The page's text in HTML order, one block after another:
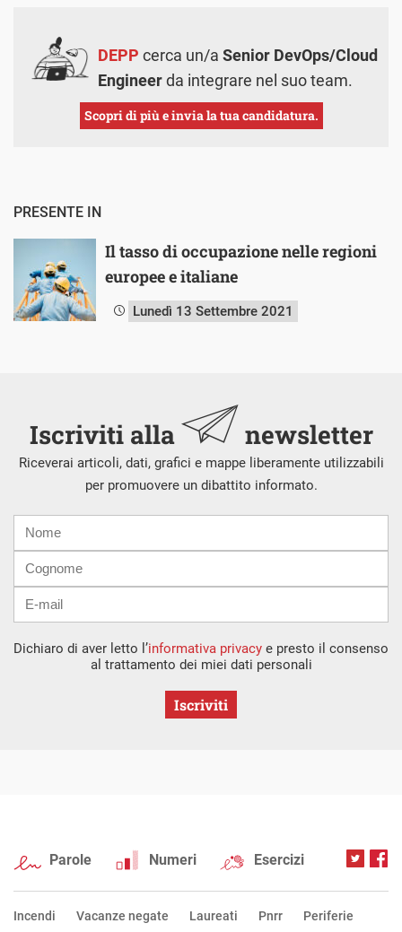
DEPP cerca un/a Senior DevOps/Cloud
Engineerda integrare nel suo team.
Scopri di più e invia la tua candidatura.
PRESENTE IN
Il tasso di occupazione nelle regioni
europee e italiane
Lunedì 13 Settembre 2021
Iscriviti alla newsletter
Riceverai articoli, dati, grafici e mappe liberamente utilizzabili
per promuovere un dibattito informato.
mail
Dichiaro di aver letto l’informativa privacy e presto il consenso
al trattamento dei miei dati personali
Iscriviti
Parole Numeri Esercizi
Incendi Vacanze negate Laureati Pnrr Periferie